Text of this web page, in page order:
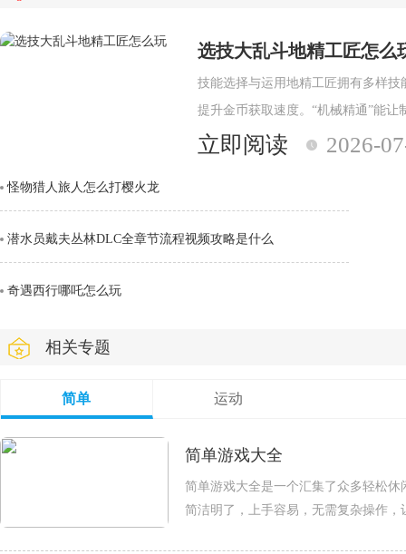
选技大乱斗地精工匠怎么
技能选择与运用地精工匠拥有多样
提升金币获取速度。“机械精通”能
机械伙伴”，根据局势召唤不同机械
立即阅读 2026-
怪物猎人旅人怎么打樱火龙
潜水员戴夫丛林DLC全章节流程视频攻略是什么
奇遇西行哪吒怎么玩
相关专题
简单 运动
简单游戏大全
简单游戏大全是一个汇集了众多轻松
简洁明了，上手容易，无需复杂操作